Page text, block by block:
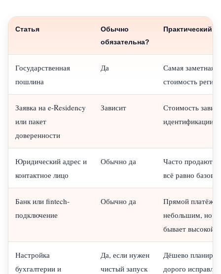
Статья
Обычно
обязательна?
Практический
Государственная
пошлина
Да
Самая заметная
стоимость
Заявка на e-Residency
или пакет
доверенности
Зависит
Стоимость
идентификации
Юридический адрес и
контактное лицо
Обычно да
Часто
всё равно
Банк или fintech-
подключение
Обычно да
Прямой платёж
небольшим, но
бывает высокой
Настройка
бухгалтерии и
Да, если нужен
чистый запуск
Дёшево
дорого